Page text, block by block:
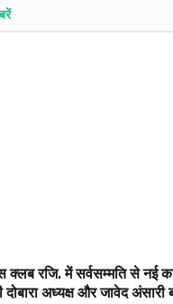
रजि. में सर्वसम्मति से नई
दोबारा अध्यक्ष और जावेद अंसारी